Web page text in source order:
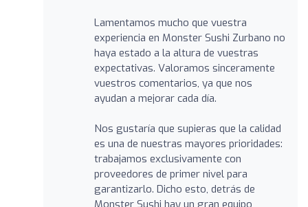
Lamentamos mucho que vuestra
experiencia en Monster Sushi Zurbano no
haya estado a la altura de vuestras
expectativas. Valoramos sinceramente
vuestros comentarios, ya que nos
ayudan a mejorar cada día.
Nos gustaría que supieras que la calidad
es una de nuestras mayores prioridades:
trabajamos exclusivamente con
proveedores de primer nivel para
garantizarlo. Dicho esto, detrás de
Monster Sushi hay un gran equipo